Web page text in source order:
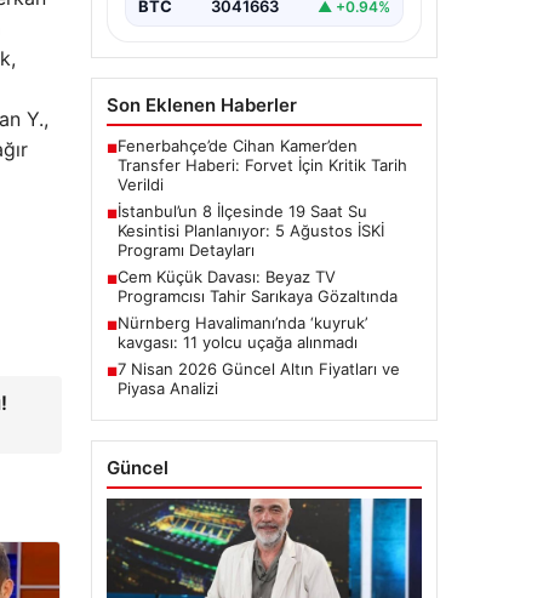
Y.,
BTC 3041663 ▲ +0.94%
Son Eklenen Haberler
■Fenerbahçe’de Cihan Kamer’den
Transfer Haberi: Forvet İçin Kritik Tarih
Verildi
■İstanbul’un 8 İlçesinde 19 Saat Su
Kesintisi Planlanıyor: 5 Ağustos İSKİ
Programı Detayları
■Cem Küçük Davası: Beyaz TV
Programcısı Tahir Sarıkaya Gözaltında
■Nürnberg Havalimanı’nda ‘kuyruk’
kavgası: 11 yolcu uçağa alınmadı
■7 Nisan 2026 Güncel Altın Fiyatları ve
Piyasa Analizi
Güncel